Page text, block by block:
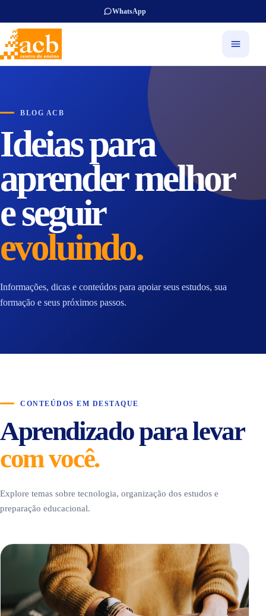
WhatsApp
BLOG ACB
Ideias para
aprender melhor
e seguir
evoluindo.
Informações, dicas e conteúdos para apoiar seus estudos, sua
formação e seus próximos passos.
CONTEÚDOS EM DESTAQUE
Aprendizado para levar
com você.
Explore temas sobre tecnologia, organização dos estudos e
preparação educacional.